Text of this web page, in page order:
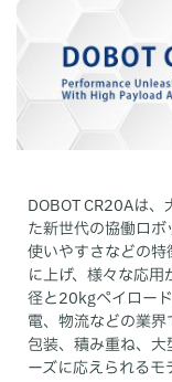
DOBOT CR20Aは
た新世代の協働ロボ
使いやすさなどの
に上げ、様々な応
径と20kgペイロー
電、物流などの業界
包装、積み重ね、
ーズに応えられるモ